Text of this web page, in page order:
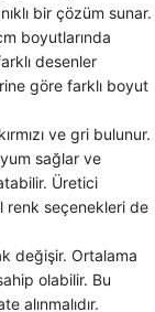
bir çözüm sunar.
boyutlarında
desenler
göre farklı boyut
ve gri bulunur.
sağlar ve
Üretici
renk seçenekleri de
değişir. Ortalama
olabilir. Bu
alınmalıdır.